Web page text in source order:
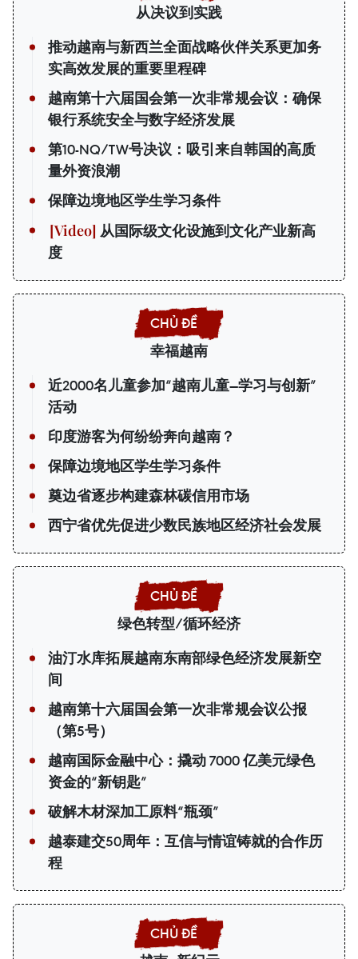
从决议到实践
推动越南与新西兰全面战略伙伴关系更加务
实高效发展的重要里程碑
越南第十六届国会第一次非常规会议：确保
银行系统安全与数字经济发展
第10-NQ/TW号决议：吸引来自韩国的高质
量外资浪潮
保障边境地区学生学习条件
从国际级文化设施到文化产业新高
度
幸福越南
近2000名儿童参加“越南儿童—学习与创新”
活动
印度游客为何纷纷奔向越南？
保障边境地区学生学习条件
奠边省逐步构建森林碳信用市场
西宁省优先促进少数民族地区经济社会发展
绿色转型/循环经济
油汀水库拓展越南东南部绿色经济发展新空
间
越南第十六届国会第一次非常规会议公报
（第5号）
越南国际金融中心：撬动 7000 亿美元绿色
资金的“新钥匙”
破解木材深加工原料“瓶颈”
越泰建交50周年：互信与情谊铸就的合作历
程